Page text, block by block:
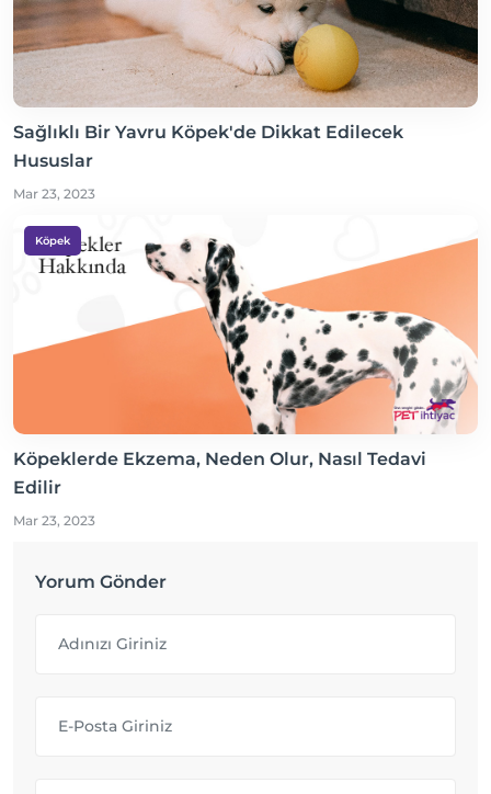
Sağlıklı Bir Yavru Köpek'de Dikkat Edilecek
Hususlar
Mar 23, 2023
Köpek
Köpeklerde Ekzema, Neden Olur, Nasıl Tedavi
Edilir
Mar 23, 2023
Yorum Gönder